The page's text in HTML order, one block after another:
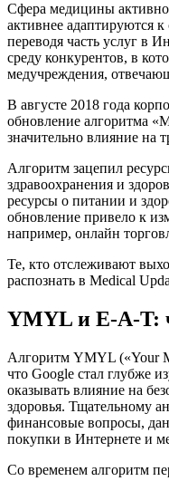
Сфера медицины активно
активнее адаптируются
переводя часть услуг в
среду конкурентов, в
медучреждения,
В августе 2018 года
обновление алгоритма
значительно влияние на
Алгоритм зацепил
здравоохранения и
ресурсы о питании и
обновление привело к
например, онлайн
Те, кто отслеживают
распознать в Medical
YMYL и E-A-T:
Алгоритм YMYL («Your
что Google стал глубже
оказывать влияние на
здоровья. Тщательному
финансовые вопросы,
покупки в Интернете и
Со временем алгоритм